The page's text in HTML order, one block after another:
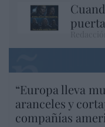
“Europa lleva
aranceles y
compañías